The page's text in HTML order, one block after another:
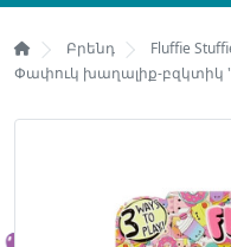
Բրենդ
Fluffie
Փափուկ խաղալիք-բզկտիկ